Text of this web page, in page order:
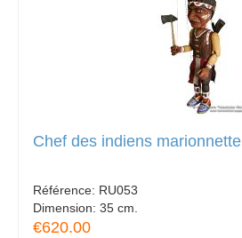
Chef des indiens marionnette
Référence: RU053
Dimension: 35 cm.
€620.00